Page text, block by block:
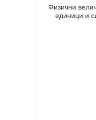
Физични
единици и